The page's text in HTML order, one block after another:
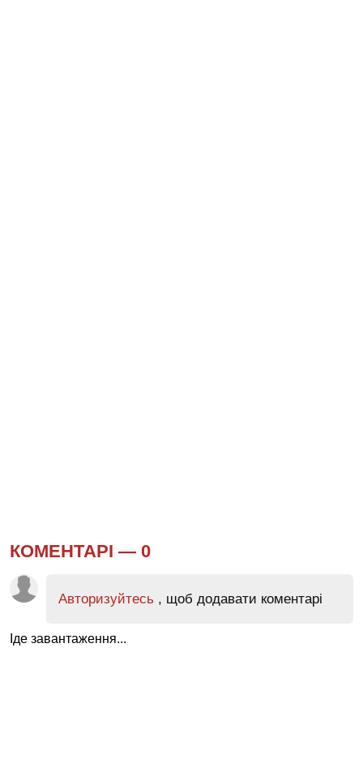
КОМЕНТАРІ — 0
Авторизуйтесь , щоб додавати коментарі
Іде завантаження...